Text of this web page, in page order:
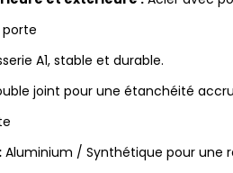
porte
A1, stable et durable.
joint pour une étanchéité
Aluminium / Synthétique pour